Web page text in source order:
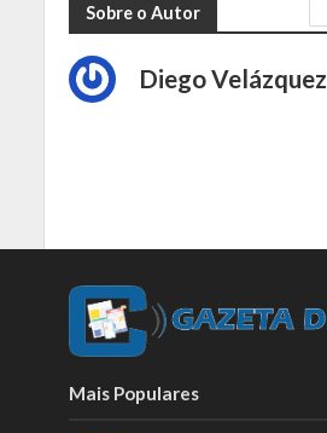
Sobre o Autor
Diego Velázquez
Mais Populares